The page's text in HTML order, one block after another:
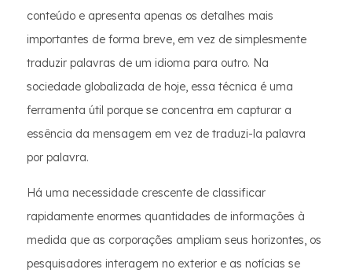
conteúdo e apresenta apenas os detalhes mais
importantes de forma breve, em vez de simplesmente
traduzir palavras de um idioma para outro. Na
sociedade globalizada de hoje, essa técnica é uma
ferramenta útil porque se concentra em capturar a
essência da mensagem em vez de traduzi-la palavra
por palavra.
Há uma necessidade crescente de classificar
rapidamente enormes quantidades de informações à
medida que as corporações ampliam seus horizontes, os
pesquisadores interagem no exterior e as notícias se